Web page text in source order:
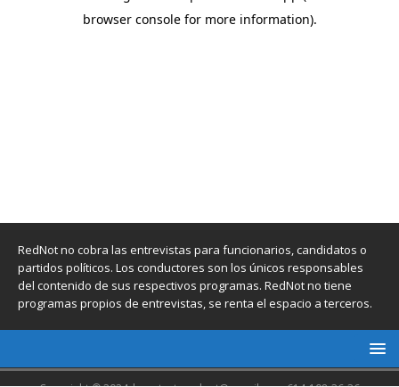
RedNot no cobra las entrevistas para funcionarios, candidatos o
partidos políticos. Los conductores son los únicos responsables
del contenido de sus respectivos programas. RedNot no tiene
programas propios de entrevistas, se renta el espacio a terceros.